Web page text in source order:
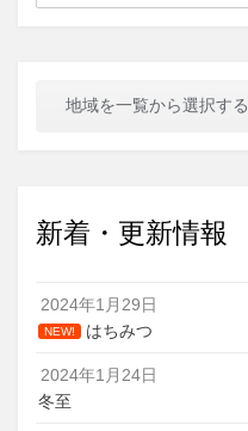
地域を一覧から選択する
新着・更新情報
2024年1月29日
NEW! はちみつ
2024年1月24日
冬至